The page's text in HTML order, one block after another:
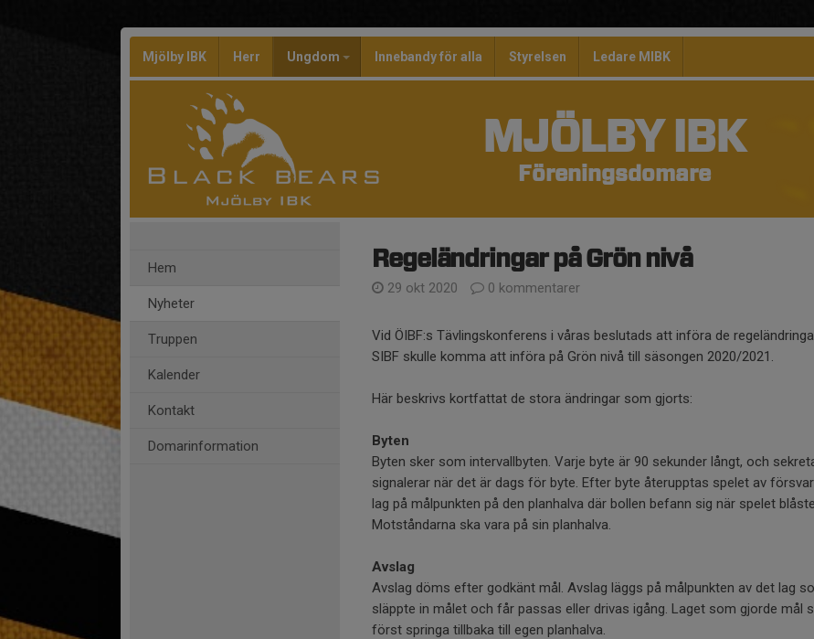
Mjölby IBK Herr Ungdom Innebandy för alla Styrelsen Ledare MIBK
MJÖLBY IBK
Föreningsdomare
Hem
Nyheter
Truppen
Kalender
Kontakt
Domarinformation
Regeländringar på Grön nivå
29 okt 2020 0 kommentarer
Vid ÖIBF:s Tävlingskonferens i våras beslutads att införa de
SIBF skulle komma att införa på Grön nivå till säsongen 2020/2021.
Här beskrivs kortfattat de stora ändringar som gjorts:
Byten
Byten sker som intervallbyten. Varje byte är 90 sekunder långt, och
signalerar när det är dags för byte. Efter byte återupptas spelet av
lag på målpunkten på den planhalva där bollen befann sig när spelet
Motståndarna ska vara på sin planhalva.
Avslag
Avslag döms efter godkänt mål. Avslag läggs på målpunkten av det lag
släppte in målet och får passas eller drivas igång. Laget som gjorde mål
först springa tillbaka till egen planhalva.